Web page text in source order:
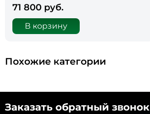
71 800 руб.
В корзину
Похожие категории
Заказать обратный звонок